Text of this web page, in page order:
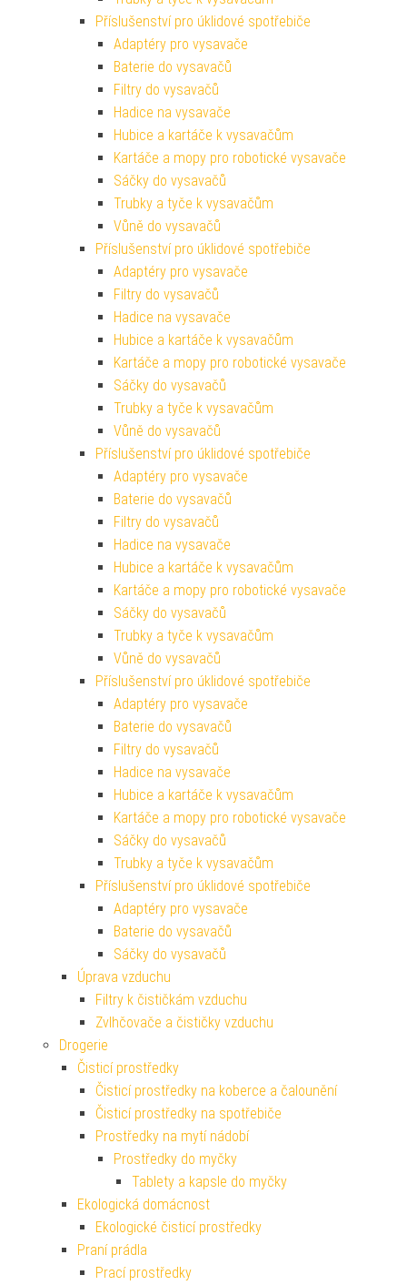
Příslušenství pro úklidové spotřebiče
Adaptéry pro vysavače
Baterie do vysavačů
Filtry do vysavačů
Hadice na vysavače
Hubice a kartáče k vysavačům
Kartáče a mopy pro robotické vysavače
Sáčky do vysavačů
Trubky a tyče k vysavačům
Vůně do vysavačů
Příslušenství pro úklidové spotřebiče
Adaptéry pro vysavače
Filtry do vysavačů
Hadice na vysavače
Hubice a kartáče k vysavačům
Kartáče a mopy pro robotické vysavače
Sáčky do vysavačů
Trubky a tyče k vysavačům
Vůně do vysavačů
Příslušenství pro úklidové spotřebiče
Adaptéry pro vysavače
Baterie do vysavačů
Filtry do vysavačů
Hadice na vysavače
Hubice a kartáče k vysavačům
Kartáče a mopy pro robotické vysavače
Sáčky do vysavačů
Trubky a tyče k vysavačům
Vůně do vysavačů
Příslušenství pro úklidové spotřebiče
Adaptéry pro vysavače
Baterie do vysavačů
Filtry do vysavačů
Hadice na vysavače
Hubice a kartáče k vysavačům
Kartáče a mopy pro robotické vysavače
Sáčky do vysavačů
Trubky a tyče k vysavačům
Příslušenství pro úklidové spotřebiče
Adaptéry pro vysavače
Baterie do vysavačů
Sáčky do vysavačů
Úprava vzduchu
Filtry k čističkám vzduchu
Zvlhčovače a čističky vzduchu
Drogerie
Čisticí prostředky
Čisticí prostředky na koberce a čalounění
Čisticí prostředky na spotřebiče
Prostředky na mytí nádobí
Prostředky do myčky
Tablety a kapsle do myčky
Ekologická domácnost
Ekologické čisticí prostředky
Praní prádla
Prací prostředky